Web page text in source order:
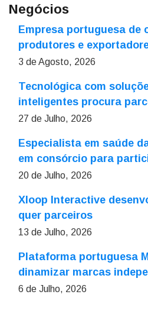
Negócios
Empresa portuguesa de
produtores e
3 de Agosto, 2026
Tecnológica com
inteligentes procura
27 de Julho, 2026
Especialista em saúde
em consórcio para
20 de Julho, 2026
Xloop Interactive
quer parceiros
13 de Julho, 2026
Plataforma portuguesa
dinamizar marcas
6 de Julho, 2026